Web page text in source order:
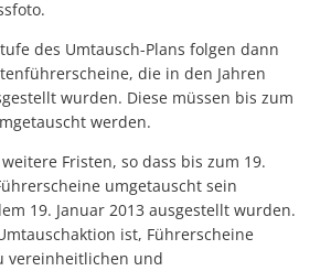
des Umtausch-Plans folgen dann
die in den Jahren
wurden. Diese müssen bis zum
werden.
Fristen, so dass bis zum 19.
umgetauscht sein
19. Januar 2013 ausgestellt wurden.
ist, Führerscheine
vereinheitlichen und